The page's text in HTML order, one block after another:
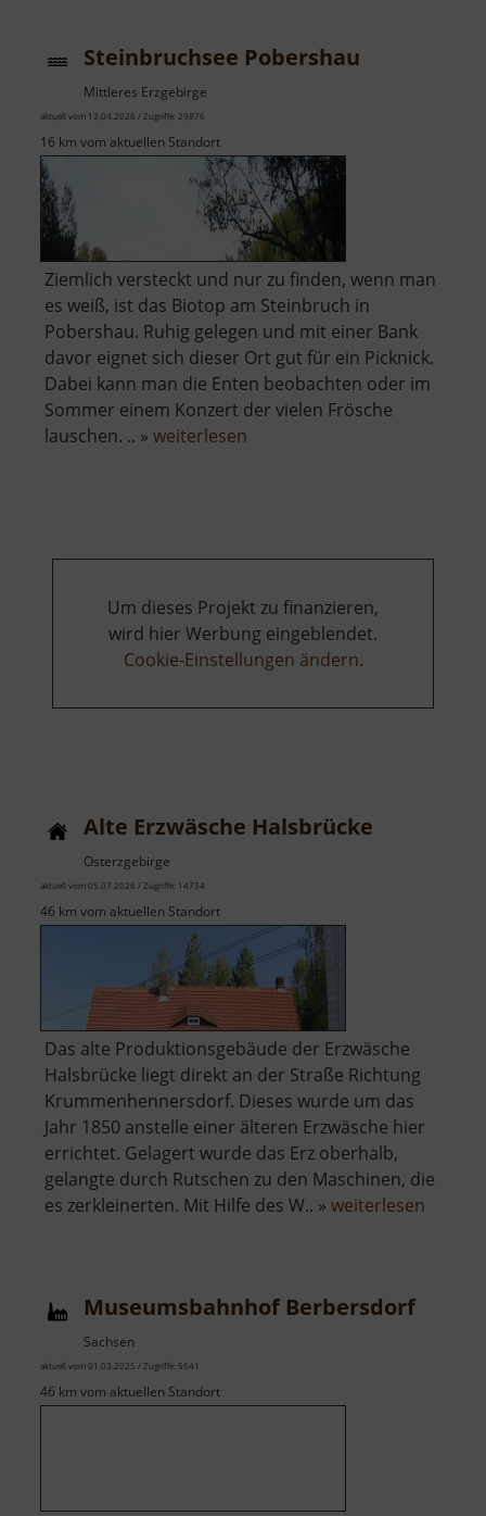
Steinbruchsee Pobershau
Mittleres Erzgebirge
aktuell vom 13.04.2026 / Zugriffe: 29876
16 km vom aktuellen Standort
Ziemlich versteckt und nur zu finden, wenn man
es weiß, ist das Biotop am Steinbruch in
Pobershau. Ruhig gelegen und mit einer Bank
davor eignet sich dieser Ort gut für ein Picknick.
Dabei kann man die Enten beobachten oder im
Sommer einem Konzert der vielen Frösche
lauschen. .. » weiterlesen
Um dieses Projekt zu finanzieren,
wird hier Werbung eingeblendet.
Cookie-Einstellungen ändern.
Alte Erzwäsche Halsbrücke
Osterzgebirge
aktuell vom 05.07.2026 / Zugriffe: 14734
46 km vom aktuellen Standort
Das alte Produktionsgebäude der Erzwäsche
Halsbrücke liegt direkt an der Straße Richtung
Krummenhennersdorf. Dieses wurde um das
Jahr 1850 anstelle einer älteren Erzwäsche hier
errichtet. Gelagert wurde das Erz oberhalb,
gelangte durch Rutschen zu den Maschinen, die
es zerkleinerten. Mit Hilfe des W.. » weiterlesen
Museumsbahnhof Berbersdorf
Sachsen
aktuell vom 01.03.2025 / Zugriffe: 5641
46 km vom aktuellen Standort